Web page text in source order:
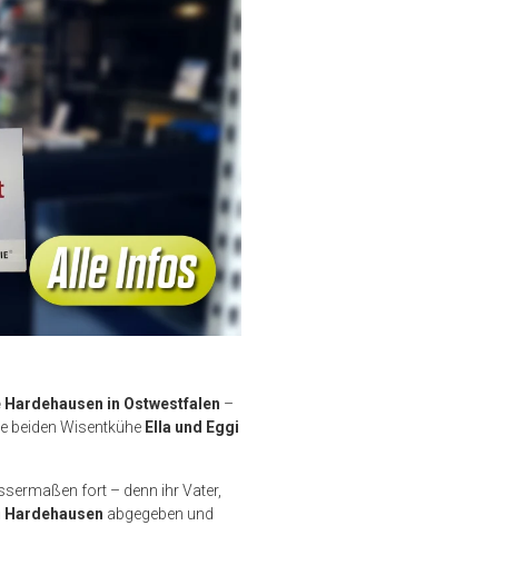
in Ostwestfalen –
beiden Wisentkühe Ella und Eggi
fort – denn ihr Vater,
Hardehausen abgegeben und